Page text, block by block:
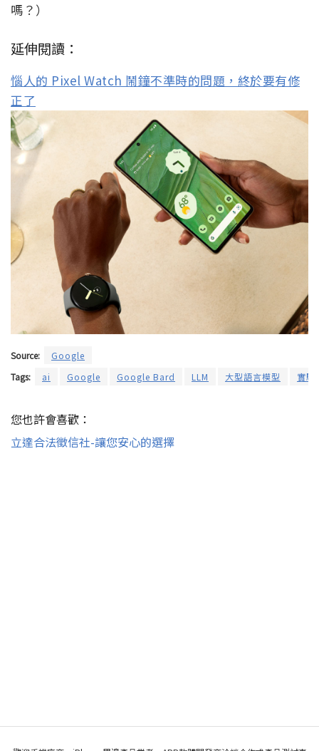
嗎？）
延伸閱讀：
惱人的 Pixel Watch 鬧鐘不準時的問題，終於要有修
正了
Source:
Google
Tags:
ai Google Google Bard LLM 大型語言模型 實驗
您也許會喜歡：
立達合法徵信社-讓您安心的選擇